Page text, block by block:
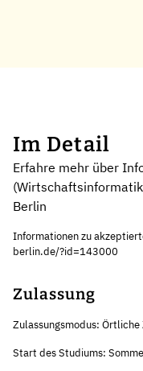
Im Detail
Erfahre mehr über
Berlin
Informationen zu
berlin.de/?id=143000
Zulassung
Zulassungsmodus:
Start des Studiums: